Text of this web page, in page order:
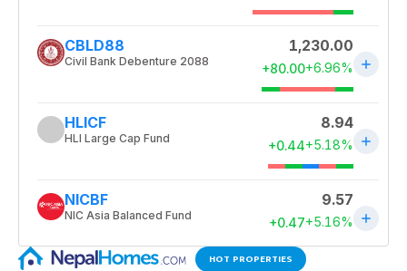
HOT PROPERTIES